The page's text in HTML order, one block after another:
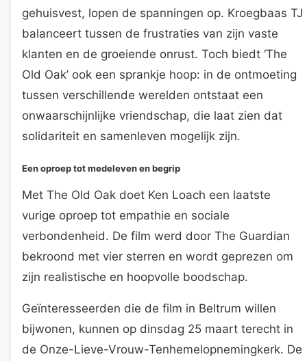
gehuisvest, lopen de spanningen op. Kroegbaas TJ
balanceert tussen de frustraties van zijn vaste
klanten en de groeiende onrust. Toch biedt ‘The
Old Oak’ ook een sprankje hoop: in de ontmoeting
tussen verschillende werelden ontstaat een
onwaarschijnlijke vriendschap, die laat zien dat
solidariteit en samenleven mogelijk zijn.
Een oproep tot medeleven en begrip
Met The Old Oak doet Ken Loach een laatste
vurige oproep tot empathie en sociale
verbondenheid. De film werd door The Guardian
bekroond met vier sterren en wordt geprezen om
zijn realistische en hoopvolle boodschap.
Geïnteresseerden die de film in Beltrum willen
bijwonen, kunnen op dinsdag 25 maart terecht in
de Onze-Lieve-Vrouw-Tenhemelopnemingkerk. De